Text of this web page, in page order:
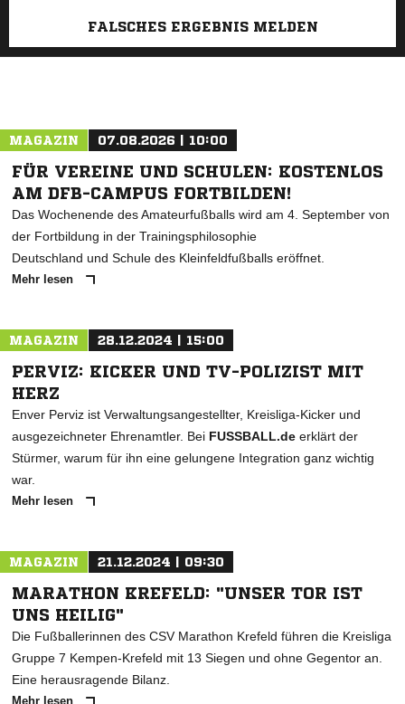
FALSCHES ERGEBNIS MELDEN
MAGAZIN 07.08.2026 | 10:00
FÜR VEREINE UND SCHULEN: KOSTENLOS
AM DFB-CAMPUS FORTBILDEN!
Das Wochenende des Amateurfußballs wird am 4. September von
der Fortbildung in der Trainingsphilosophie
Deutschland und Schule des Kleinfeldfußballs eröffnet.
Mehr lesen
MAGAZIN 28.12.2024 | 15:00
PERVIZ: KICKER UND TV-POLIZIST MIT
HERZ
Enver Perviz ist Verwaltungsangestellter, Kreisliga-Kicker und
ausgezeichneter Ehrenamtler. Bei FUSSBALL.de erklärt der
Stürmer, warum für ihn eine gelungene Integration ganz wichtig
war.
Mehr lesen
MAGAZIN 21.12.2024 | 09:30
MARATHON KREFELD: "UNSER TOR IST
UNS HEILIG"
Die Fußballerinnen des CSV Marathon Krefeld führen die Kreisliga
Gruppe 7 Kempen-Krefeld mit 13 Siegen und ohne Gegentor an.
Eine herausragende Bilanz.
Mehr lesen